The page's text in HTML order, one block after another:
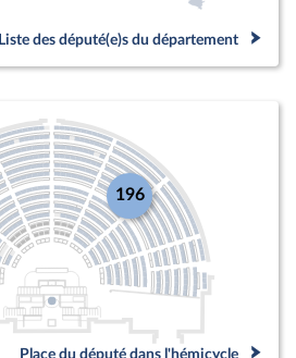
Liste des député(e)s du département
196
Place du député dans l'hémicycle